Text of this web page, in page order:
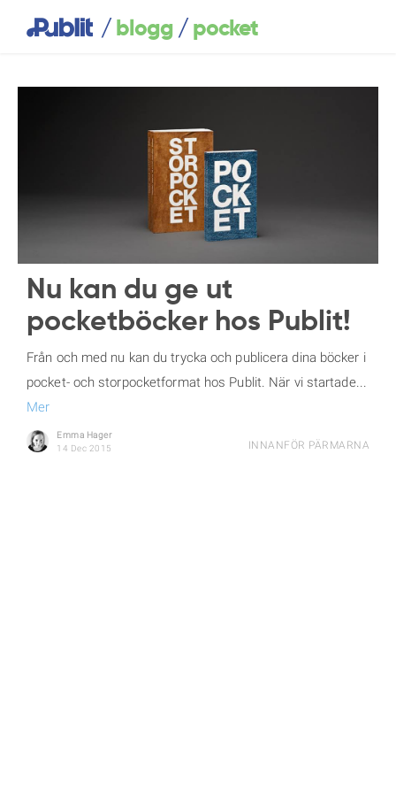
/blogg /pocket
Nu kan du ge ut
pocketböcker hos Publit!
Från och med nu kan du trycka och publicera dina böcker i
pocket- och storpocketformat hos Publit. När vi startade...
Mer
Emma Hager
14 Dec 2015
INNANFÖR PÄRMARNA